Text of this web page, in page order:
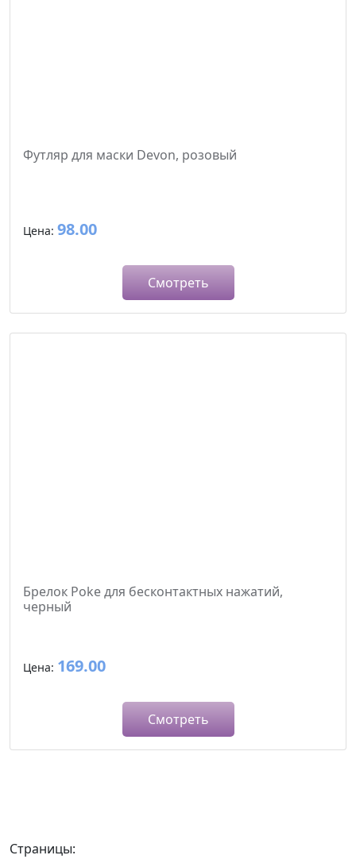
Футляр для маски Devon, розовый
Цена: 98.00
Смотреть
Брелок Poke для бесконтактных нажатий,
черный
Цена: 169.00
Смотреть
Страницы: